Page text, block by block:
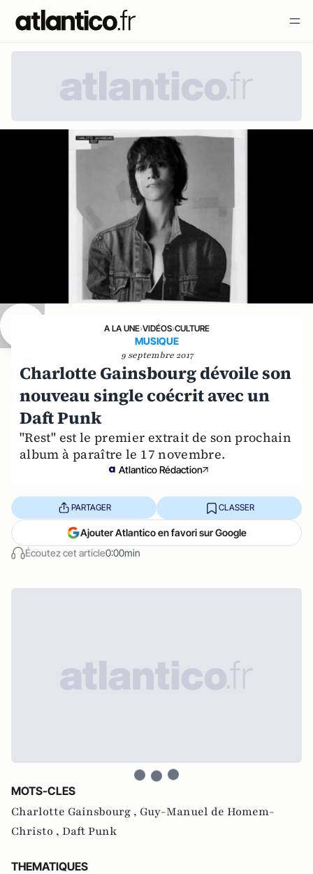
A LA UNE›VIDÉOS›CULTURE
MUSIQUE
9 septembre 2017
Charlotte Gainsbourg dévoile son
nouveau single coécrit avec un
Daft Punk
"Rest" est le premier extrait de son prochain
album à paraître le 17 novembre.
Atlantico Rédaction
Écoutez cet article0:00min
PARTAGER CLASSER
Ajouter Atlantico en favori sur Google
MOTS-CLES
Charlotte Gainsbourg , Guy-Manuel de Homem-
Christo , Daft Punk
THEMATIQUES